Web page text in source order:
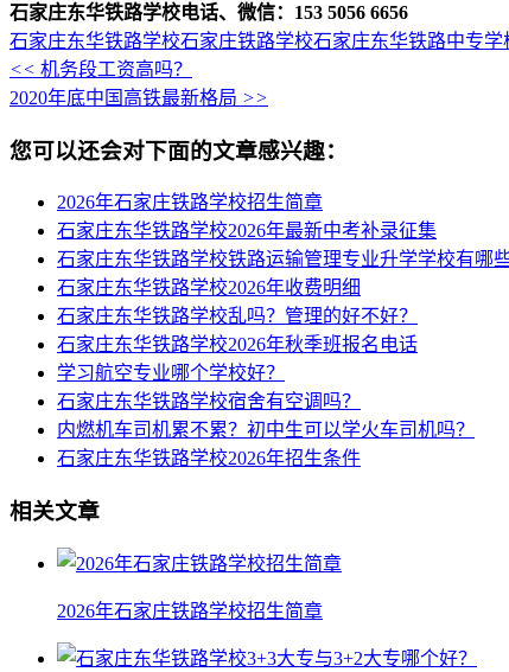
石家庄东华铁路学校电话、微信：153 5056 6656
石家庄东华铁路学校石家庄铁路学校石家庄东华铁路中专学
<< 机务段工资高吗？
2020年底中国高铁最新格局 >>
您可以还会对下面的文章感兴趣：
2026年石家庄铁路学校招生简章
石家庄东华铁路学校2026年最新中考补录征集
石家庄东华铁路学校铁路运输管理专业升学学校有哪些
石家庄东华铁路学校2026年收费明细
石家庄东华铁路学校乱吗？管理的好不好？
石家庄东华铁路学校2026年秋季班报名电话
学习航空专业哪个学校好？
石家庄东华铁路学校宿舍有空调吗？
内燃机车司机累不累？初中生可以学火车司机吗？
石家庄东华铁路学校2026年招生条件
相关文章
2026年石家庄铁路学校招生简章